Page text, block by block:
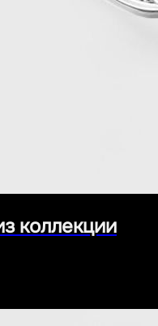
коллекции